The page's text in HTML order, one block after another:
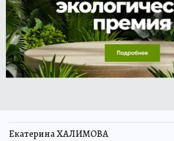
Екатерина ХАЛИМОВА